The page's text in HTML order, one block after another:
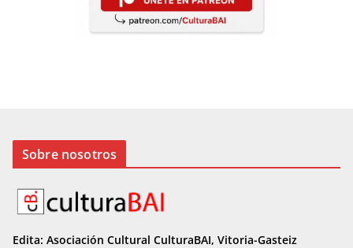
Sobre nosotros
Edita: Asociación Cultural CulturaBAI, Vitoria-Gasteiz